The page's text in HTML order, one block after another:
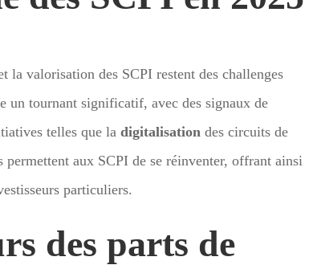
la valorisation des SCPI restent des challenges
un tournant significatif, avec des signaux de
telles que la digitalisation des circuits de
aux SCPI de se réinventer, offrant ainsi
particuliers.
des parts de